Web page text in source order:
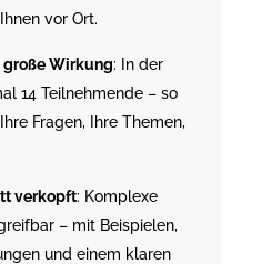
vor Ort.
große Wirkung: In der
14 Teilnehmende – so
Fragen, Ihre Themen,
verkopft: Komplexe
– mit Beispielen,
und einem klaren